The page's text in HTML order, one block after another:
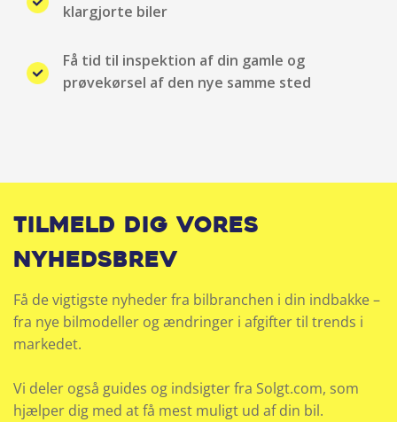
Navigation
Nøglefri døre
Parkeringssensor for/bag
Servo
Soltag
klargjorte biler
Få tid til inspektion af din gamle og
prøvekørsel af den nye samme sted
Tilmeld dig vores
nyhedsbrev
Få de vigtigste nyheder fra bilbranchen i din indbakke –
fra nye bilmodeller og ændringer i afgifter til trends i
markedet.
Vi deler også guides og indsigter fra Solgt.com, som
hjælper dig med at få mest muligt ud af din bil.